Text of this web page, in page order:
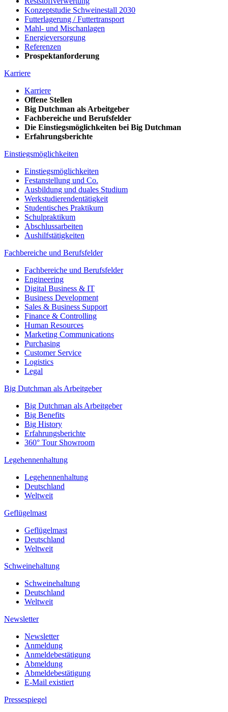
Konzeptstudie Schweinestall 2030
Futterlagerung / Futtertransport
Mahl- und Mischanlagen
Energieversorgung
Referenzen
Prospektanforderung
Karriere
Karriere
Offene Stellen
Big Dutchman als Arbeitgeber
Fachbereiche und Berufsfelder
Die Einstiegsmöglichkeiten bei Big Dutchman
Erfahrungsberichte
Einstiegsmöglichkeiten
Einstiegsmöglichkeiten
Festanstellung und Co.
Ausbildung und duales Studium
Werkstudierendentätigkeit
Studentisches Praktikum
Schulpraktikum
Abschlussarbeiten
Aushilfstätigkeiten
Fachbereiche und Berufsfelder
Fachbereiche und Berufsfelder
Engineering
Digital Business & IT
Business Development
Sales & Business Support
Finance & Controlling
Human Resources
Marketing Communications
Purchasing
Customer Service
Logistics
Legal
Big Dutchman als Arbeitgeber
Big Dutchman als Arbeitgeber
Big Benefits
Big History
Erfahrungsberichte
360° Tour Showroom
Legehennenhaltung
Legehennenhaltung
Deutschland
Weltweit
Geflügelmast
Geflügelmast
Deutschland
Weltweit
Schweinehaltung
Schweinehaltung
Deutschland
Weltweit
Newsletter
Newsletter
Anmeldung
Anmeldebestätigung
Abmeldung
Abmeldebestätigung
E-Mail existiert
Pressespiegel